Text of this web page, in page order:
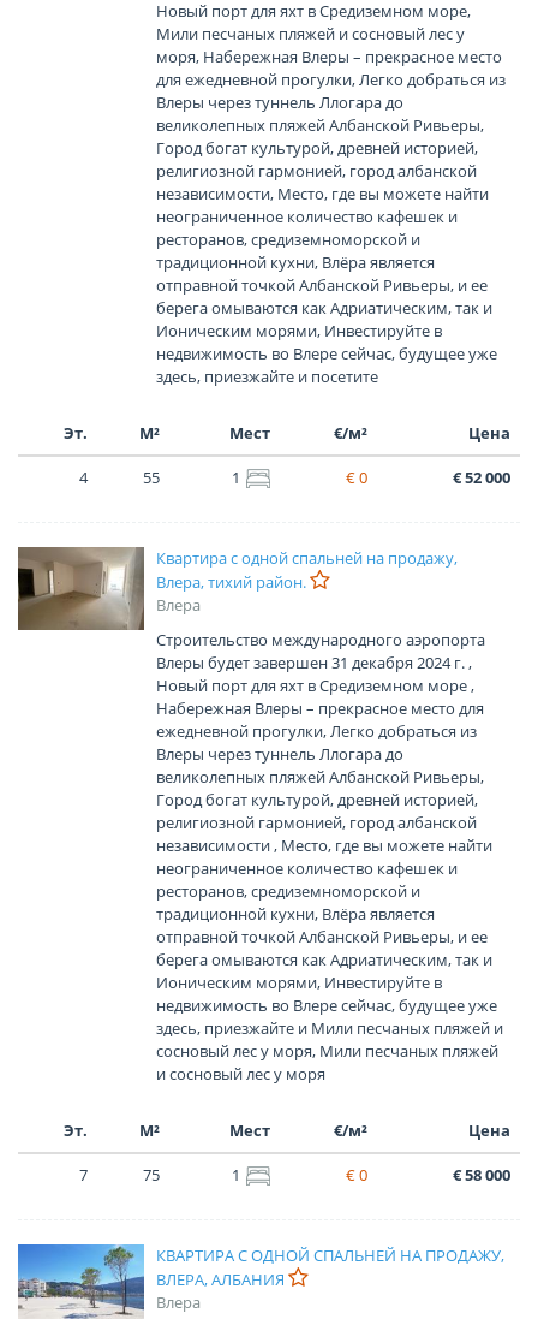
Новый порт для яхт в Средиземном море,
Мили песчаных пляжей и сосновый лес у
моря, Набережная Влеры – прекрасное место
для ежедневной прогулки, Легко добраться из
Влеры через туннель Ллогара до
великолепных пляжей Албанской Ривьеры,
Город богат культурой, древней историей,
религиозной гармонией, город албанской
независимости, Место, где вы можете найти
неограниченное количество кафешек и
ресторанов, средиземноморской и
традиционной кухни, Влёра является
отправной точкой Албанской Ривьеры, и ее
берега омываются как Адриатическим, так и
Ионическим морями, Инвестируйте в
недвижимость во Влере сейчас, будущее уже
здесь, приезжайте и посетите
Эт. М² Мест €/м² Цена
4 55 1 € 0 € 52 000
Квартира с одной спальней на продажу,
Влера, тихий район.
Влера
Строительство международного аэропорта
Влеры будет завершен 31 декабря 2024 г. ,
Новый порт для яхт в Средиземном море ,
Набережная Влеры – прекрасное место для
ежедневной прогулки, Легко добраться из
Влеры через туннель Ллогара до
великолепных пляжей Албанской Ривьеры,
Город богат культурой, древней историей,
религиозной гармонией, город албанской
независимости , Место, где вы можете найти
неограниченное количество кафешек и
ресторанов, средиземноморской и
традиционной кухни, Влёра является
отправной точкой Албанской Ривьеры, и ее
берега омываются как Адриатическим, так и
Ионическим морями, Инвестируйте в
недвижимость во Влере сейчас, будущее уже
здесь, приезжайте и Мили песчаных пляжей и
сосновый лес у моря, Мили песчаных пляжей
и сосновый лес у моря
Эт. М² Мест €/м² Цена
7 75 1 € 0 € 58 000
КВАРТИРА С ОДНОЙ СПАЛЬНЕЙ НА ПРОДАЖУ,
ВЛЕРА, АЛБАНИЯ
Влера